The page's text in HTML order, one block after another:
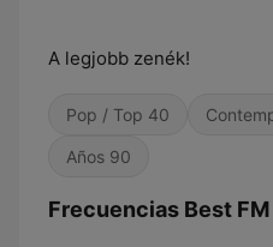
A legjobb zenék!
Pop / Top 40
Años 90
Frecuencias Best